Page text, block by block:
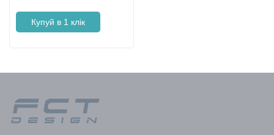
Купуй в 1 клік